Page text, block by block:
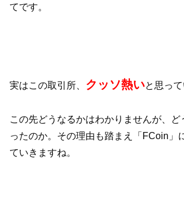
てです。
実はこの取引所、 クッソ熱いと思って
この先どうなるかはわかりませんが、ど
ったのか。その理由も踏まえ「FCoin」
ていきますね。